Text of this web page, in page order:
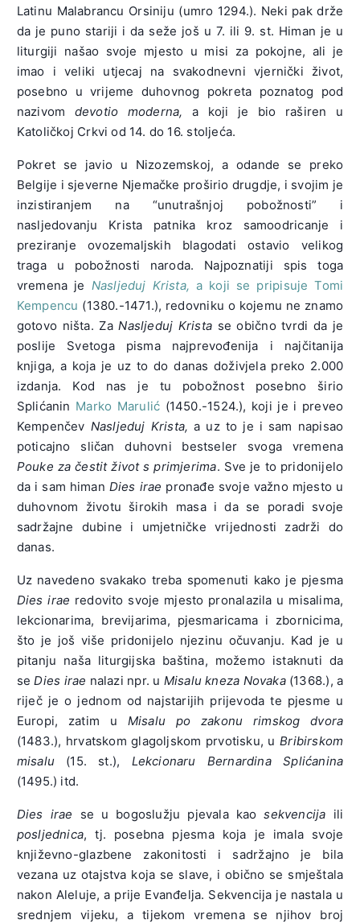
Latinu Malabrancu Orsiniju (umro 1294.). Neki pak drže
da je puno stariji i da seže još u 7. ili 9. st. Himan je u
liturgiji našao svoje mjesto u misi za pokojne, ali je
imao i veliki utjecaj na svakodnevni vjernički život,
posebno u vrijeme duhovnog pokreta poznatog pod
nazivom devotio moderna, a koji je bio raširen u
Katoličkoj Crkvi od 14. do 16. stoljeća.
Pokret se javio u Nizozemskoj, a odande se preko
Belgije i sjeverne Njemačke proširio drugdje, i svojim je
inzistiranjem na “unutrašnjoj pobožnosti” i
nasljedovanju Krista patnika kroz samoodricanje i
preziranje ovozemaljskih blagodati ostavio velikog
traga u pobožnosti naroda. Najpoznatiji spis toga
vremena je Nasljeduj Krista,a koji se pripisuje Tomi
Kempencu (1380.-1471.), redovniku o kojemu ne znamo
gotovo ništa. ZaNasljeduj Krista se obično tvrdi da je
poslije Svetoga pisma najprevođenija i najčitanija
knjiga, a koja je uz to do danas doživjela preko 2.000
izdanja. Kod nas je tu pobožnost posebno širio
Splićanin Marko Marulić (1450.-1524.), koji je i preveo
Kempenčev Nasljeduj Krista,a uz to je i sam napisao
poticajno sličan duhovni bestseler svoga vremena
Pouke za čestit život s primjerima. Sve je to pridonijelo
da i sam himan Dies irae pronađe svoje važno mjesto u
duhovnom životu širokih masa i da se poradi svoje
sadržajne dubine i umjetničke vrijednosti zadrži do
danas.
Uz navedeno svakako treba spomenuti kako je pjesma
Dies irae redovito svoje mjesto pronalazila u misalima,
lekcionarima, brevijarima, pjesmaricama i zbornicima,
što je još više pridonijelo njezinu očuvanju. Kad je u
pitanju naša liturgijska baština, možemo istaknuti da
seDies irae nalazi npr. u Misalu kneza Novaka (1368.), a
riječ je o jednom od najstarijih prijevoda te pjesme u
Europi, zatim u Misalu po zakonu rimskog dvora
(1483.), hrvatskom glagoljskom prvotisku, uBribirskom
misalu (15. st.), Lekcionaru Bernardina Splićanina
(1495.) itd.
Dies irae se u bogoslužju pjevala kaosekvencija ili
posljednica, tj. posebna pjesma koja je imala svoje
književno-glazbene zakonitosti i sadržajno je bila
vezana uz otajstva koja se slave, i obično se smještala
nakon Aleluje, a prije Evanđelja. Sekvencija je nastala u
srednjem vijeku, a tijekom vremena se njihov broj